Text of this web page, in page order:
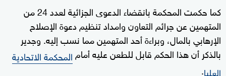
كما حكمت المحكمة بانقضاء الدعوى الجزائية لعدد 24 من
المتهمين عن جرائم التعاون وامداد تنظيم دعوة الإصلاح
الإرهابي بالمال، وبراءة أحد المتهمين مما نسب إليه. وجدير
بالذكر أن هذا الحكم قابل للطعن عليه أمام المحكمة الاتحادية
العليا.